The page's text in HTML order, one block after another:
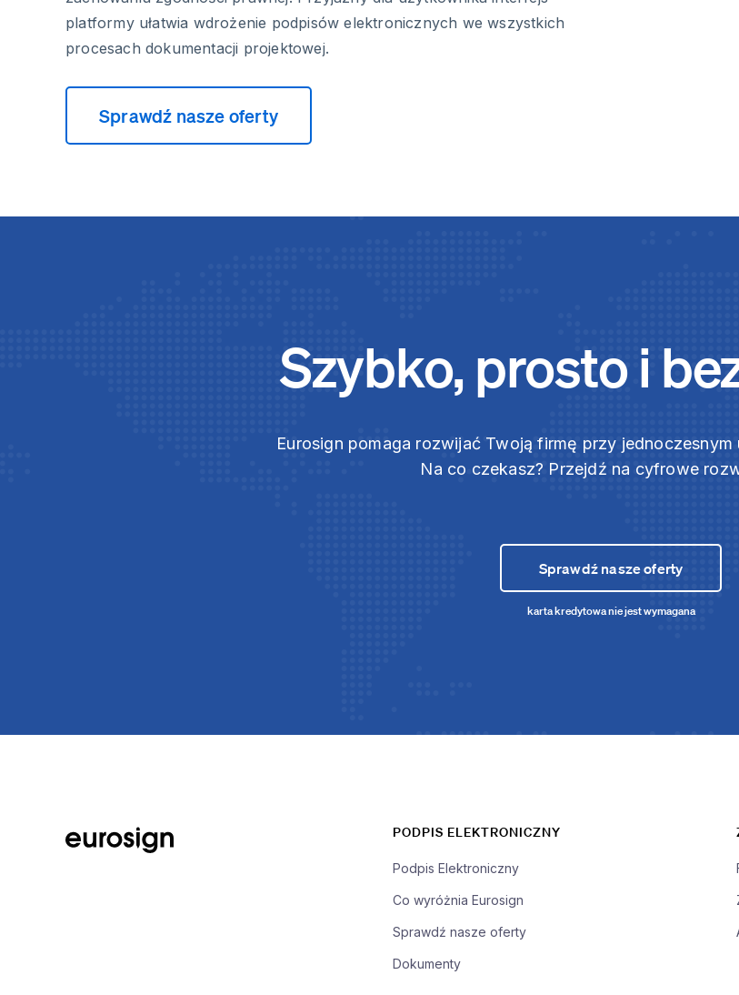
platformy ułatwia wdrożenie podpisów elektronicznych we wszystkich
procesach dokumentacji projektowej.
Sprawdź nasze oferty
Szybko, prosto i
Eurosign pomaga rozwijać Twoją firmę przy
Na co czekasz? Przejdź na cyfrowe
Sprawdź nasze oferty
karta kredytowa nie jest wymagana
PODPIS ELEKTRONICZNY
Podpis Elektroniczny
Co wyróżnia Eurosign
Sprawdź nasze oferty
Dokumenty